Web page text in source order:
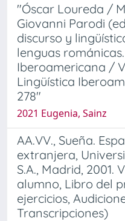
"Óscar Loureda /
Giovanni Parodi
discurso y
lenguas
Iberoamericana /
Lingüística
278"
2021 Eugenia, Sainz
AA.VV., Sueña.
extranjera,
S.A., Madrid, 2001.
alumno, Libro del
ejercicios,
Transcripciones)